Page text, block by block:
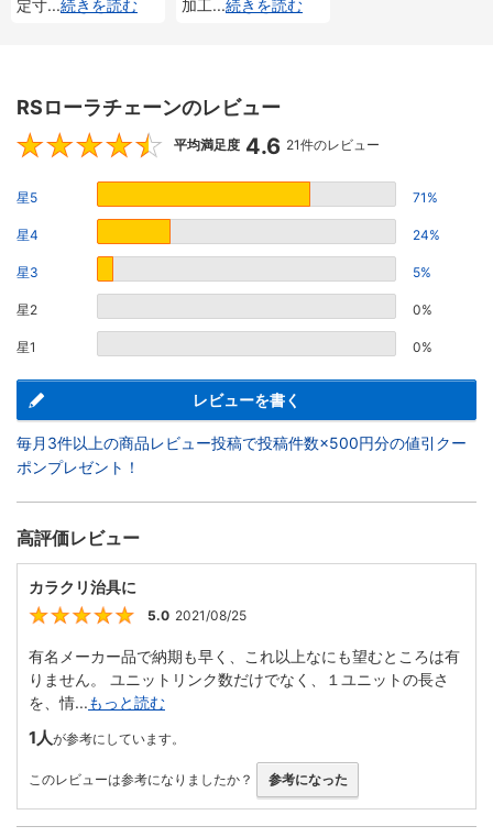
定寸...続きを読む 加工...続きを読む
RSローラチェーンのレビュー
4.6
平均満足度 4.6 21件のレビュー
星5 71%
星4 24%
星3 5%
星2 0%
星1 0%
レビューを書く
毎月3件以上の商品レビュー投稿で投稿件数×500円分の値引クー
ポンプレゼント！
高評価レビュー
カラクリ治具に
5
5.0 2021/08/25
有名メーカー品で納期も早く、これ以上なにも望むところは有
りません。 ユニットリンク数だけでなく、１ユニットの長さ
を、情...もっと読む
1人が参考にしています。
このレビューは参考になりましたか？ 参考になった